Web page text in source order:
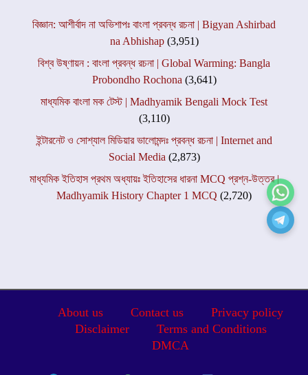
বিজ্ঞান: আশীর্বাদ না অভিশাপঃ বাংলা প্রবন্ধ রচনা | Bigyan Ashirbad
na Abhishap (3,951)
বিশ্ব উষ্ণায়ন : বাংলা প্রবন্ধ রচনা | Global Warming: Bangla
Probondho Rochona (3,641)
মাধ্যমিক বাংলা মক টেস্ট | Madhyamik Bengali Mock Test
(3,110)
ইন্টারনেট ও সোশ্যাল মিডিয়ার ভালোমন্দঃ প্রবন্ধ রচনা | Internet and
Social Media (2,873)
মাধ্যমিক ইতিহাস প্রথম অধ্যায়ঃ ইতিহাসের ধারনা MCQ প্রশ্ন-উত্তর |
Madhyamik History Chapter 1 MCQ (2,720)
About us Contact us
Privacy policy
Disclaimer
Terms and Conditions
DMCA